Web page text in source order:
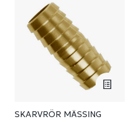
SKARVRÖR MÄSSING